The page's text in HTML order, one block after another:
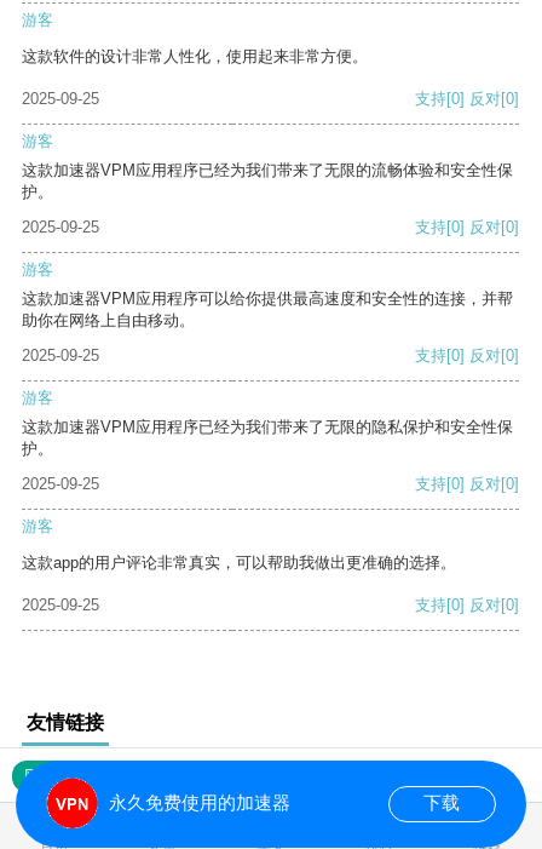
游客
这款软件的设计非常人性化，使用起来非常方便。
2025-09-25 支持[0] 反对[0]
游客
这款加速器VPM应用程序已经为我们带来了无限的流畅体验和安全性保
护。
2025-09-25
支持[0] 反对[0]
游客
这款加速器VPM应用程序可以给你提供最高速度和安全性的连接，并帮
助你在网络上自由移动。
2025-09-25
支持[0] 反对[0]
游客
这款加速器VPM应用程序已经为我们带来了无限的隐私保护和安全性保
护。
2025-09-25
支持[0] 反对[0]
游客
这款app的用户评论非常真实，可以帮助我做出更准确的选择。
2025-09-25 支持[0] 反对[0]
友情链接
网站地图
永久免费使用的加速器 下载